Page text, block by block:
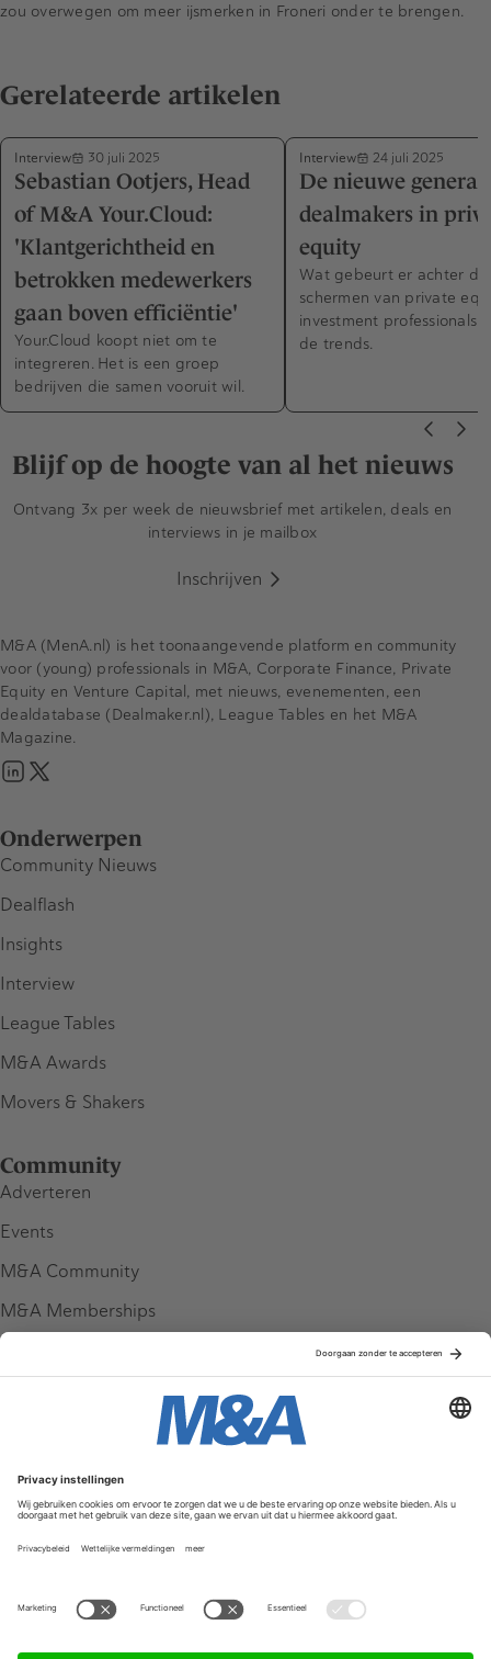
zou overwegen om meer ijsmerken in Froneri onder te brengen.
Gerelateerde artikelen
Interview 30 juli 2025
Sebastian Ootjers, Head
of M&A Your.Cloud:
'Klantgerichtheid en
betrokken medewerkers
gaan boven efficiëntie'
Your.Cloud koopt niet om te
integreren. Het is een groep
bedrijven die samen vooruit wil.
Interview 24 juli 2025
De nieuwe
dealmakers in
equity
Wat gebeurt er achter de
schermen van private
investment professionals
de trends.
Blijf op de hoogte van al het nieuws
Ontvang 3x per week de nieuwsbrief met artikelen, deals en
interviews in je mailbox
Inschrijven
Onderwerpen
Community Nieuws
Dealflash
Insights
Interview
League Tables
M&A Awards
Movers & Shakers
Community
Adverteren
Events
M&A Community
M&A Memberships
Service & Contact
Contact
FAQ
Werken bij ons
M&A (MenA.nl) is het toonaangevende platform en community
voor (young) professionals in M&A, Corporate Finance, Private
Equity en Venture Capital, met nieuws, evenementen, een
dealdatabase (Dealmaker.nl), League Tables en het M&A
Magazine.